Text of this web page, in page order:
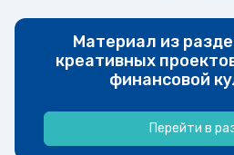
Материал из
креативных
финансовой
Перейти в